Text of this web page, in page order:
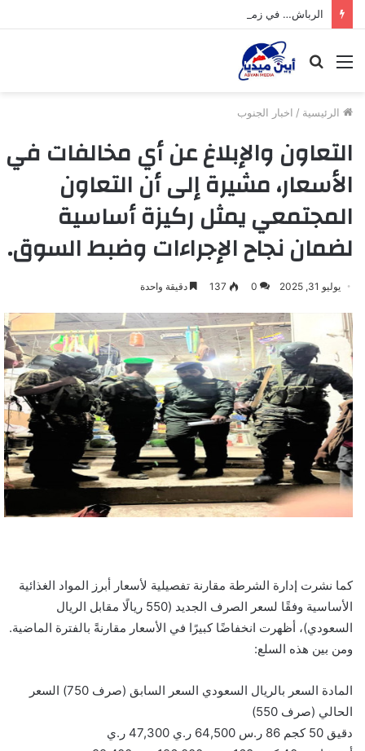
الرباش… في زمن التحديات
القائمة بحث
الرئيسية / اخبار الجنوب
التعاون والإبلاغ عن أي مخالفات في
الأسعار، مشيرة إلى أن التعاون
المجتمعي يمثل ركيزة أساسية
لضمان نجاح الإجراءات وضبط السوق.
يوليو 31, 2025 0
137 دقيقة واحدة
كما نشرت إدارة الشرطة مقارنة تفصيلية لأسعار أبرز المواد الغذائية
الأساسية وفقًا لسعر الصرف الجديد (550 ريالًا مقابل الريال
السعودي)، أظهرت انخفاضًا كبيرًا في الأسعار مقارنةً بالفترة الماضية.
ومن بين هذه السلع:
المادة السعر بالريال السعودي السعر السابق (صرف 750) السعر
الحالي (صرف 550)
دقيق 50 كجم 86 ر.س 64,500 ر.ي 47,300 ر.ي